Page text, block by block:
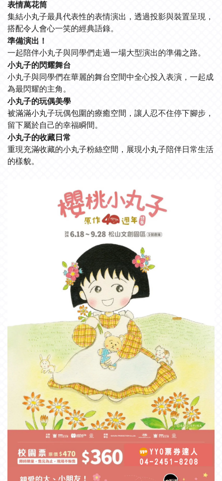
表情萬花筒
集結小丸子最具代表性的表情演出，透過投影與裝置呈現，
搭配令人會心一笑的經典語錄。
準備演出！
一起陪伴小丸子與同學們走過一場大型演出的準備之路。
小丸子的閃耀舞台
小丸子與同學們在華麗的舞台空間中全心投入表演，一起成
為最閃耀的主角。
小丸子的玩偶美學
被滿滿小丸子玩偶包圍的療癒空間，讓人忍不住停下腳步，
留下屬於自己的幸福瞬間。
小丸子的收藏日常
重現充滿收藏的小丸子粉絲空間，展現小丸子陪伴日常生活
的樣貌。